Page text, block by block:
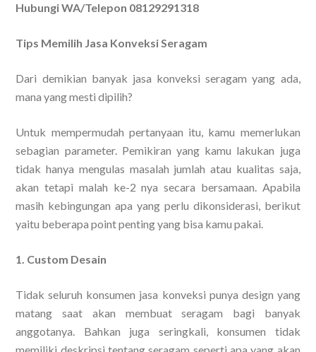
Hubungi WA/Telepon 08129291318
Tips Memilih Jasa Konveksi Seragam
Dari demikian banyak jasa konveksi seragam yang ada,
mana yang mesti dipilih?
Untuk mempermudah pertanyaan itu, kamu memerlukan
sebagian parameter. Pemikiran yang kamu lakukan juga
tidak hanya mengulas masalah jumlah atau kualitas saja,
akan tetapi malah ke-2 nya secara bersamaan. Apabila
masih kebingungan apa yang perlu dikonsiderasi, berikut
yaitu beberapa point penting yang bisa kamu pakai.
1. Custom Desain
Tidak seluruh konsumen jasa konveksi punya design yang
matang saat akan membuat seragam bagi banyak
anggotanya. Bahkan juga seringkali, konsumen tidak